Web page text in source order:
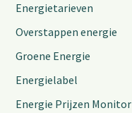
Energietarieven
Overstappen energie
Groene Energie
Energielabel
Energie Prijzen Monitor